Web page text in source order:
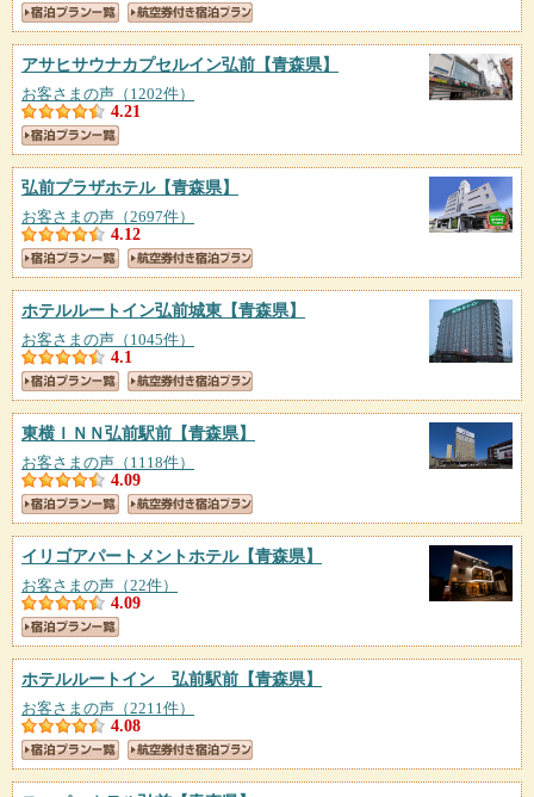
アサヒサウナカプセルイン弘前 【青森県】
お客さまの声（1202件）
4.21
弘前プラザホテル【青森県】
お客さまの声（2697件）
4.12
ホテルルートイン弘前城東 【青森県】
お客さまの声（1045件）
4.1
東横ＩＮＮ弘前駅前 【青森県】
お客さまの声（1118件）
4.09
イリゴアパートメントホテル【青森県】
お客さまの声（22件）
4.09
ホテルルートイン 弘前駅前 【青森県】
お客さまの声（2211件）
4.08